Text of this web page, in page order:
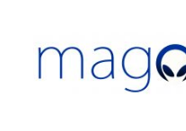
contenido